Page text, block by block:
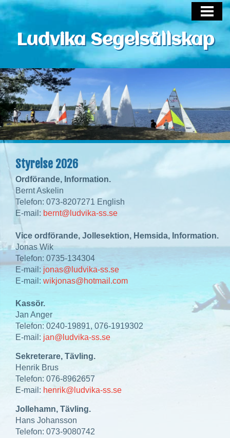
HEM
LUDVIKA SEGELSÄLLSKAP
TRÄNINGAR
TÄVLINGAR
JOLLETEAM
DOKUMENT & BILDER
ANNONSER/SHOP
Ludvika Segelsällskap
Styrelse 2026
Ordförande, Information.
Bernt Askelin
Telefon: 073-8207271 English
E-mail: bernt@ludvika-ss.se
Vice ordförande, Jollesektion, Hemsida, Information.
Jonas Wik
Telefon: 0735-134304
E-mail: jonas@ludvika-ss.se
E-mail: wikjonas@hotmail.com
Kassör.
Jan Anger
Telefon: 0240-19891, 076-1919302
E-mail: jan@ludvika-ss.se
Sekreterare, Tävling.
Henrik Brus
Telefon: 076-8962657
E-mail: henrik@ludvika-ss.se
Jollehamn, Tävling.
Hans Johansson
Telefon: 073-9080742